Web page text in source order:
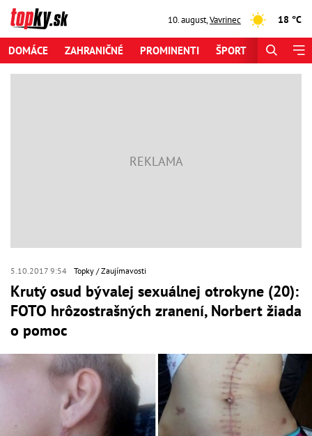
10. august,Vavrinec 18 °C
DOMÁCE ZAHRANIČNÉ PROMINENTI ŠPORT
5.10.2017 9:54 Topky Zaujímavosti
Krutý osud bývalej sexuálnej otrokyne (20):
FOTO hrôzostrašných zranení, Norbert žiada
o pomoc